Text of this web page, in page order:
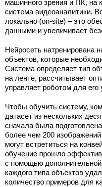
машинного зрения и ПК, на
система видеоаналитики.
локально (on-site) – это
данными и увеличивает
Нейросеть натренирована
объектов, которые
Система определяет тип
на ленте, рассчитывает
управляет роботом для его
Чтобы обучить систему,
датасет из нескольких
сначала была
более чем 200
могут встретиться на
обучение прошло
с помощью
каждого типа объектов
количество примеров для